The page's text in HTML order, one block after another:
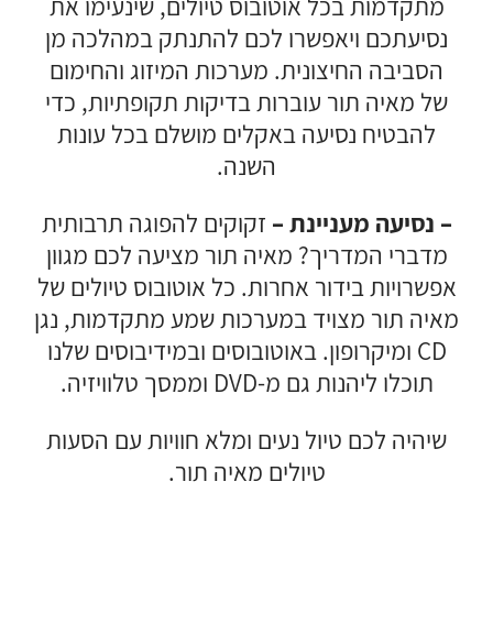
מתקדמות בכל אוטובוס טיולים, שינעימו את
נסיעתכם ויאפשרו לכם להתנתק במהלכה מן
הסביבה החיצונית. מערכות המיזוג והחימום
של מאיה תור עוברות בדיקות תקופתיות, כדי
להבטיח נסיעה באקלים מושלם בכל עונות
השנה.
– נסיעה מעניינת – זקוקים להפוגה תרבותית
מדברי המדריך? מאיה תור מציעה לכם מגוון
אפשרויות בידור אחרות. כל אוטובוס טיולים של
מאיה תור מצויד במערכות שמע מתקדמות, נגן
CD ומיקרופון. באוטובוסים ובמידיבוסים שלנו
תוכלו ליהנות גם מ-DVD וממסך טלוויזיה.
שיהיה לכם טיול נעים ומלא חוויות עם הסעות
טיולים מאיה תור.